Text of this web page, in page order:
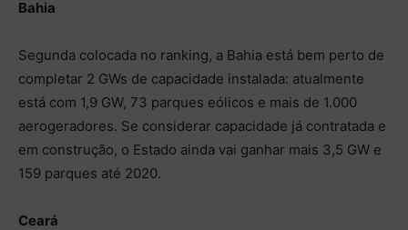
Bahia
Segunda colocada no ranking, a Bahia está bem perto de
completar 2 GWs de capacidade instalada: atualmente
está com 1,9 GW, 73 parques eólicos e mais de 1.000
aerogeradores. Se considerar capacidade já contratada e
em construção, o Estado ainda vai ganhar mais 3,5 GW e
159 parques até 2020.
Ceará